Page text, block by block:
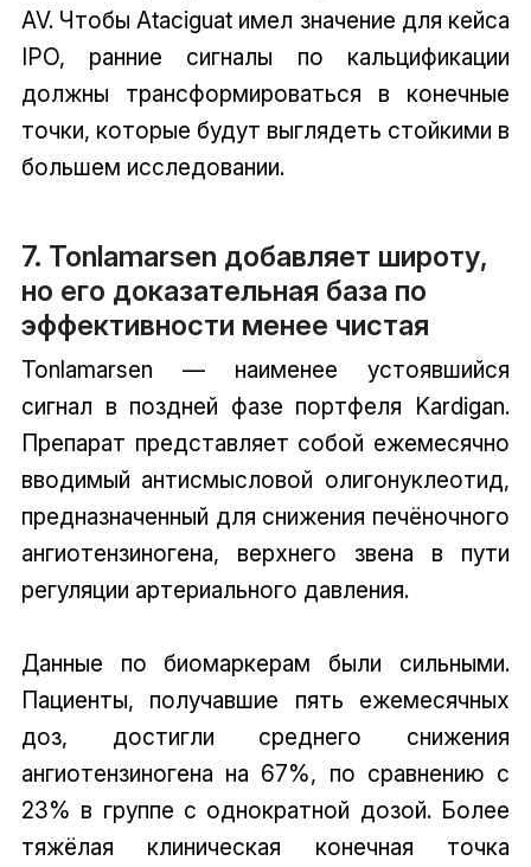
AV. Чтобы Ataciguat имел значение для кейса
IPO, ранние сигналы по кальцификации
должны трансформироваться в конечные
точки, которые будут выглядеть стойкими в
большем исследовании.
7. Tonlamarsen добавляет широту,
но его доказательная база по
эффективности менее чистая
Tonlamarsen — наименее устоявшийся
сигнал в поздней фазе портфеля Kardigan.
Препарат представляет собой ежемесячно
вводимый антисмысловой олигонуклеотид,
предназначенный для снижения печёночного
ангиотензиногена, верхнего звена в пути
регуляции артериального давления.
Данные по биомаркерам были сильными.
Пациенты, получавшие пять ежемесячных
доз, достигли среднего снижения
ангиотензиногена на 67%, по сравнению с
23% в группе с однократной дозой. Более
тяжёлая клиническая конечная точка